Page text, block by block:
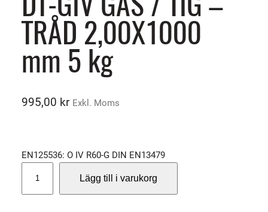
TRÅD 2,00X1000
mm 5 kg
995,00 kr Exkl. Moms
EN125536: O IV R60-G DIN EN13479
-
Lägg till i varukorg